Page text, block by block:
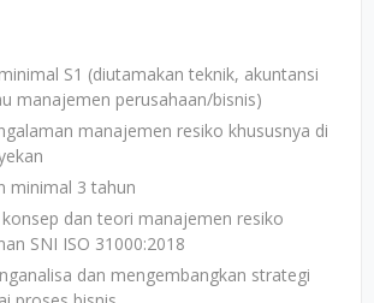
S1 (diutamakan teknik, akuntansi
manajemen perusahaan/bisnis)
manajemen resiko khususnya di
minimal 3 tahun
dan teori manajemen resiko
SNI ISO 31000:2018
dan mengembangkan strategi